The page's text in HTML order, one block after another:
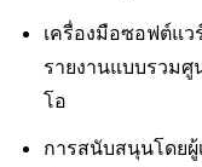
เครื่องมือซอฟต์แ
รายงานแบบรวม
โอ
การสนับสนุนโดย